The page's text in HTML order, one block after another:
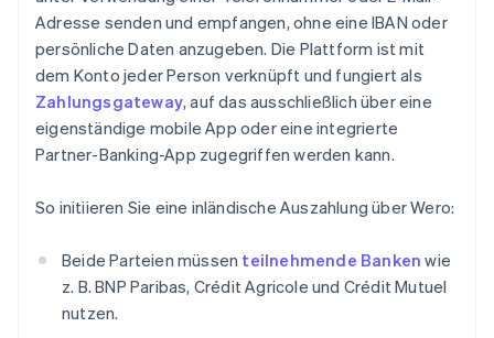
Adresse senden und empfangen, ohne eine IBAN oder
persönliche Daten anzugeben. Die Plattform ist mit
dem Konto jeder Person verknüpft und fungiert als
Zahlungsgateway, auf das ausschließlich über eine
eigenständige mobile App oder eine integrierte
Partner-Banking-App zugegriffen werden kann.
So initiieren Sie eine inländische Auszahlung über Wero:
Beide Parteien müssen teilnehmende Banken wie
z. B. BNP Paribas, Crédit Agricole und Crédit Mutuel
nutzen.